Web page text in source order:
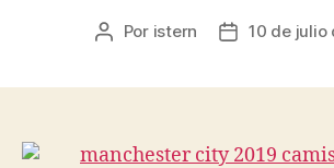
Autor
Por istern
Fecha10 de julio